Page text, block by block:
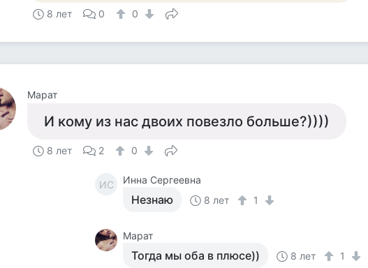
8 лет 0 0
Марат
И кому из нас двоих повезло больше?))))
8 лет 2 0
ИС Инна Сергеевна
Незнаю 8 лет 1
Марат
Тогда мы оба в плюсе)) 8 лет 1